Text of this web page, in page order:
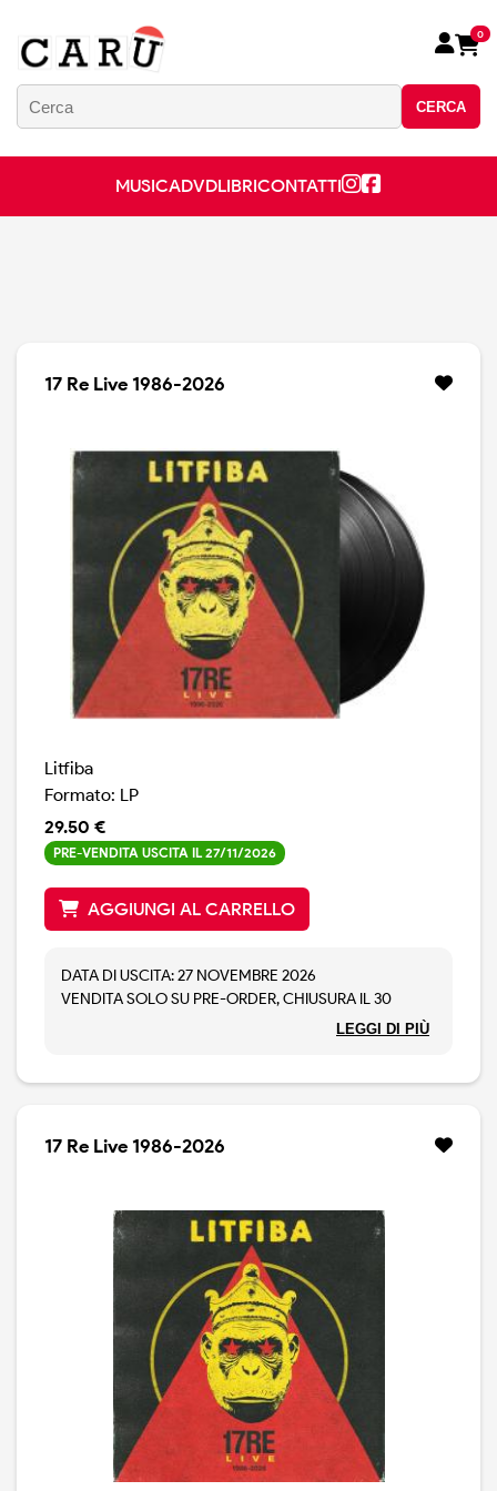
CERCA
0
MUSICADVDLIBRICONTATTI
17 Re Live 1986-2026
Litfiba
Formato: LP
29.50 €
PRE-VENDITA USCITA IL 27/11/2026
AGGIUNGI AL CARRELLO
DATA DI USCITA: 27 NOVEMBRE 2026
VENDITA SOLO SU PRE-ORDER, CHIUSURA IL 30
L’album conterrà la versione live di tutti i brani del disco
quest’anno in occasione del 40mo anniversario,
diventata negli anni una vera e propria leggenda per i
fan. Il live album verrà registrato durante il tour
omonimo che porterà i Litfiba in giro per le maggiori
città italiane tra giugno ed agosto.
ATTENZIONE: Il disco è in vendita solo su Pre-Order On
Demand, i pre-ordini chiuderanno il 30 Agosto 2026.
LEGGI DI PIÙ
17 Re Live 1986-2026